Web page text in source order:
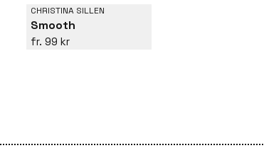
CHRISTINA SILLEN
Smooth
99 kr